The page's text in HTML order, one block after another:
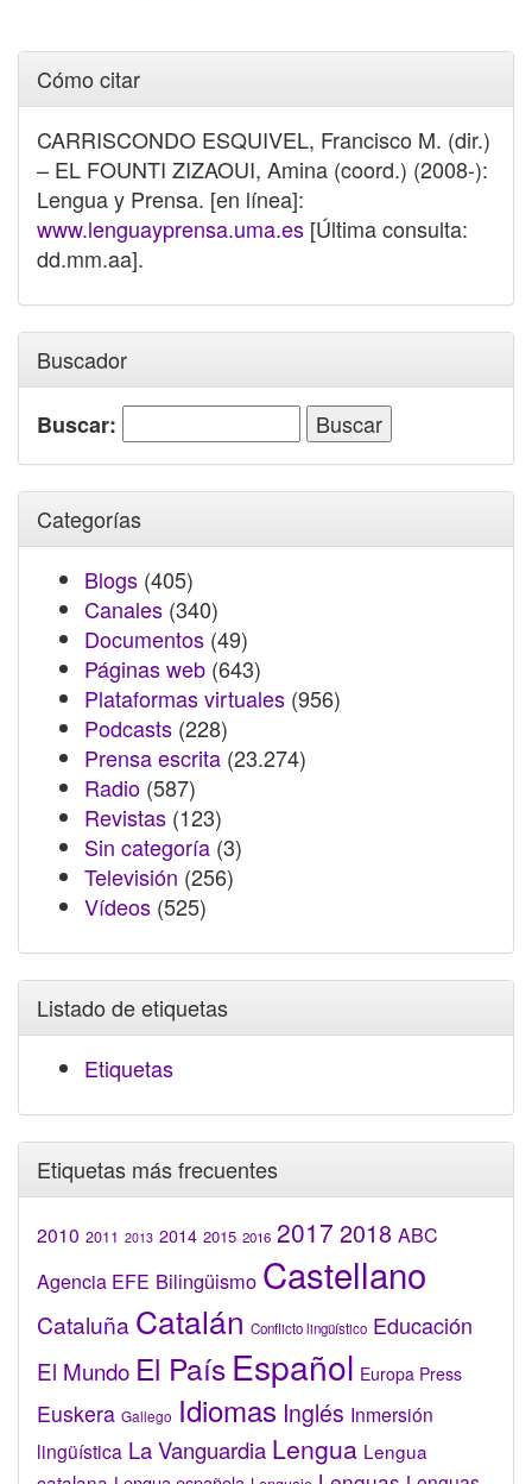
Cómo citar
CARRISCONDO ESQUIVEL, Francisco M. (dir.)
– EL FOUNTI ZIZAOUI, Amina (coord.) (2008-):
Lengua y Prensa. [en línea]:
www.lenguayprensa.uma.es [Última consulta:
dd.mm.aa].
Buscador
Buscar:
Categorías
Blogs (405)
Canales (340)
Documentos (49)
Páginas web (643)
Plataformas virtuales (956)
Podcasts (228)
Prensa escrita (23.274)
Radio (587)
Revistas (123)
Sin categoría (3)
Televisión (256)
Vídeos (525)
Listado de etiquetas
Etiquetas
Etiquetas más frecuentes
2010 2011 2013 2014 2015 2016 2017 2018 ABC
Agencia EFE Bilingüismo Castellano
Cataluña Catalán Conflicto lingüístico Educación
El Mundo El País Español Europa Press
Euskera Gallego Idiomas Inglés Inmersión
lingüística La Vanguardia Lengua Lengua